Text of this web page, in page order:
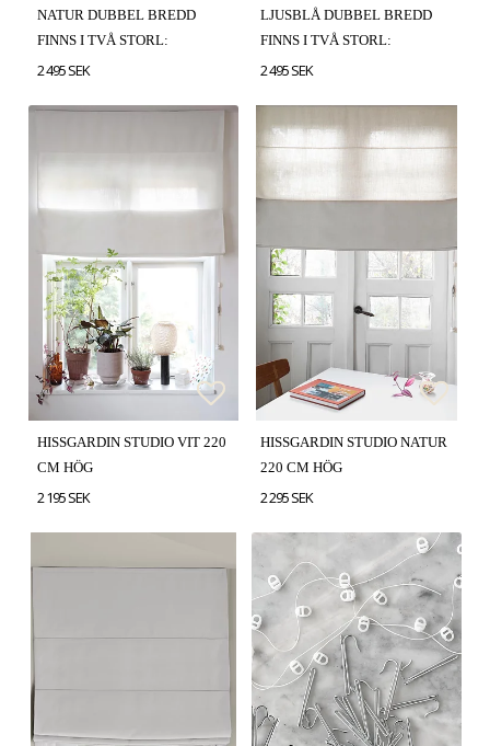
NATUR DUBBEL BREDD
FINNS I TVÅ STORL:
2 495 SEK
LJUSBLÅ DUBBEL BREDD
FINNS I TVÅ STORL:
2 495 SEK
Lägg till i favoritlistan
Lägg till i favoritlistan
HISSGARDIN STUDIO VIT 220
CM HÖG
2 195 SEK
HISSGARDIN STUDIO NATUR
220 CM HÖG
2 295 SEK